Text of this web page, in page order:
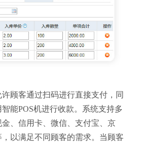
顾客通过扫码进行直接支付，同
能POS机进行收款。系统支持多
、信用卡、微信、支付宝、京
以满足不同顾客的需求。当顾客